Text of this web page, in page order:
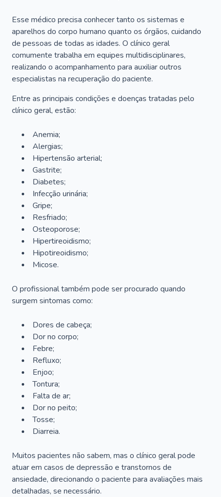
Esse médico precisa conhecer tanto os sistemas e
aparelhos do corpo humano quanto os órgãos, cuidando
de pessoas de todas as idades. O clínico geral
comumente trabalha em equipes multidisciplinares,
realizando o acompanhamento para auxiliar outros
especialistas na recuperação do paciente.
Entre as principais condições e doenças tratadas pelo
clínico geral, estão:
Anemia;
Alergias;
Hipertensão arterial;
Gastrite;
Diabetes;
Infecção urinária;
Gripe;
Resfriado;
Osteoporose;
Hipertireoidismo;
Hipotireoidismo;
Micose.
O profissional também pode ser procurado quando
surgem sintomas como:
Dores de cabeça;
Dor no corpo;
Febre;
Refluxo;
Enjoo;
Tontura;
Falta de ar;
Dor no peito;
Tosse;
Diarreia.
Muitos pacientes não sabem, mas o clínico geral pode
atuar em casos de depressão e transtornos de
ansiedade, direcionando o paciente para avaliações mais
detalhadas, se necessário.